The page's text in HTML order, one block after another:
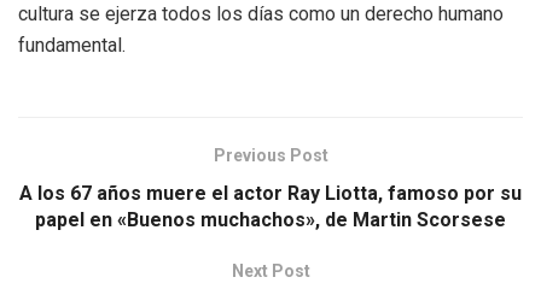
cultura se ejerza todos los días como un derecho humano
fundamental.
Previous Post
A los 67 años muere el actor Ray Liotta, famoso por su
papel en «Buenos muchachos», de Martin Scorsese
Next Post